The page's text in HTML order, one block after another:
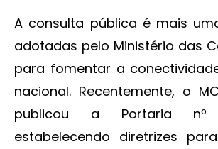
A consulta pública é mais
adotadas pelo Ministério das
para fomentar a
nacional. Recentemente, o
publicou a Portaria nº
estabelecendo diretrizes